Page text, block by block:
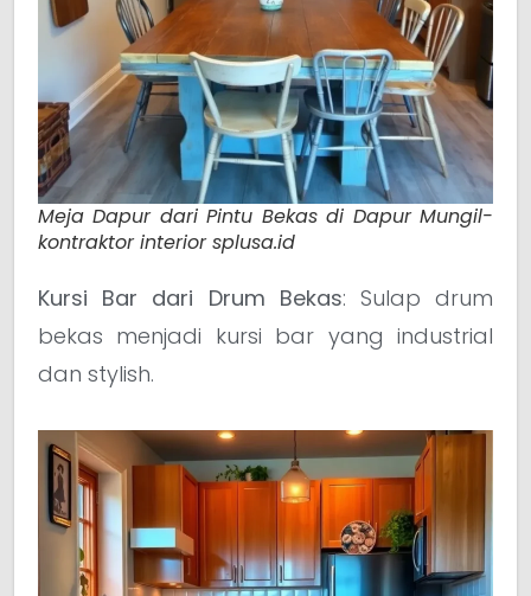
Meja Dapur dari Pintu Bekas di Dapur Mungil-
kontraktor interior splusa.id
Kursi Bar dari Drum Bekas: Sulap drum
bekas menjadi kursi bar yang industrial
dan stylish.